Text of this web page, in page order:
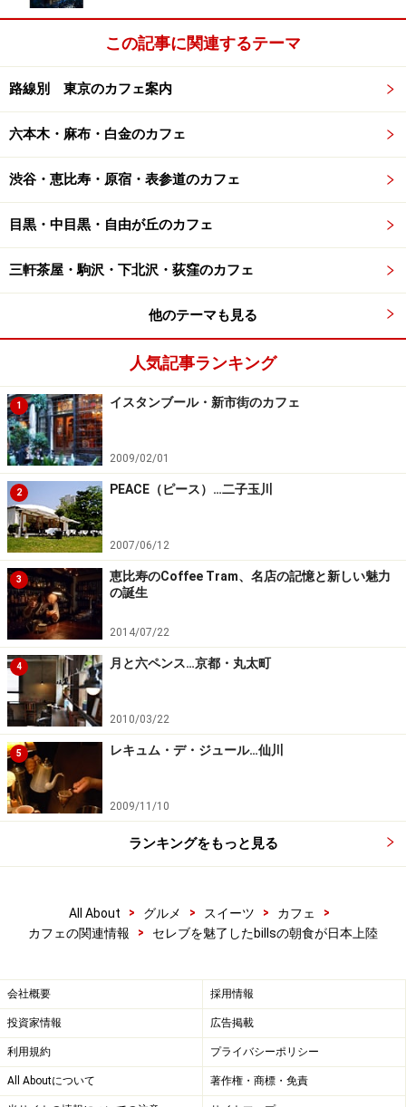
この記事に関連するテーマ
路線別 東京のカフェ案内
六本木・麻布・白金のカフェ
渋谷・恵比寿・原宿・表参道のカフェ
目黒・中目黒・自由が丘のカフェ
三軒茶屋・駒沢・下北沢・荻窪のカフェ
他のテーマも見る
人気記事ランキング
1 イスタンブール・新市街のカフェ
2009/02/01
2 PEACE（ピース）…二子玉川
2007/06/12
3
恵比寿のCoffee Tram、名店の記憶と新しい魅力
の誕生
2014/07/22
4 月と六ペンス…京都・丸太町
2010/03/22
5 レキュム・デ・ジュール…仙川
2009/11/10
ランキングをもっと見る
All About > グルメ > スイーツ > カフェ
>
カフェの関連情報
> セレブを魅了したbillsの朝食が日本上陸
会社概要 採用情報
投資家情報 広告掲載
利用規約 プライバシーポリシー
All Aboutについて 著作権・商標・免責